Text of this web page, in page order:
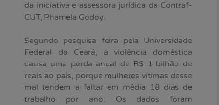
da iniciativa e assessora jurídica da Contraf-
CUT, Phamela Godoy.
Segundo pesquisa feira pela Universidade
Federal do Ceará, a violência doméstica
causa uma perda anual de R$ 1 bilhão de
reais ao país, porque mulheres vítimas desse
mal tendem a faltar em média 18 dias de
trabalho por ano. Os dados foram